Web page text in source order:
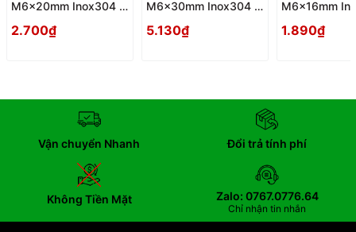
M6x20mm Inox304 -
2.700₫
M6x30mm Inox304 -
5.130₫
M6x16mm
1.890₫
Vận chuyển Nhanh Đổi trả tính phí
Không Tiền Mặt Zalo: 0767.0776.64
Chỉ nhận tin nhắn